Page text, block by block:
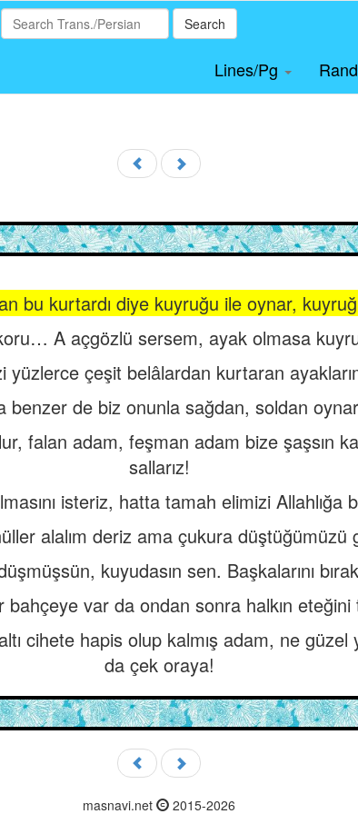
Search
Lines/Pg
bu kurtardı diye kuyruğu ile oynar,
A açgözlü sersem, ayak olmasa
çeşit belâlardan kurtaran
de biz onunla sağdan, soldan
falan adam, feşman adam bize şaşsın
sallarız!
isteriz, hatta tamah elimizi Allahlığa
alalım deriz ama çukura düştüğümüzü
kuyudasın sen. Başkalarını
bahçeye var da ondan sonra halkın
cihete hapis olup kalmış adam, ne güzel
da çek oraya!
masnavi.net 2015-2026